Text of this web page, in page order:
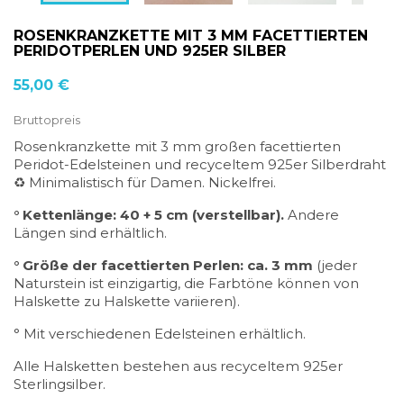
ROSENKRANZKETTE MIT 3 MM FACETTIERTEN
PERIDOTPERLEN UND 925ER SILBER
55,00 €
Bruttopreis
Rosenkranzkette mit 3 mm großen facettierten
Peridot-Edelsteinen und recyceltem 925er Silberdraht
♻ Minimalistisch für Damen. Nickelfrei.
° Kettenlänge: 40 + 5 cm (verstellbar). Andere
Längen sind erhältlich.
° Größe der facettierten Perlen: ca. 3 mm (jeder
Naturstein ist einzigartig, die Farbtöne können von
Halskette zu Halskette variieren).
° Mit verschiedenen Edelsteinen erhältlich.
Alle Halsketten bestehen aus recyceltem 925er
Sterlingsilber.